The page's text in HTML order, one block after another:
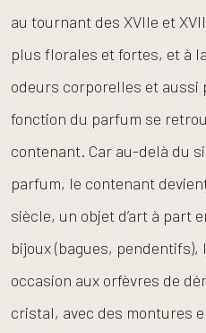
au tournant des XVIIe et
plus florales et fortes, et à
odeurs corporelles et
fonction du parfum se
contenant. Car au-delà du
parfum, le contenant
siècle, un objet d’art à part
bijoux (bagues,
occasion aux orfèvres de
cristal, avec des montures